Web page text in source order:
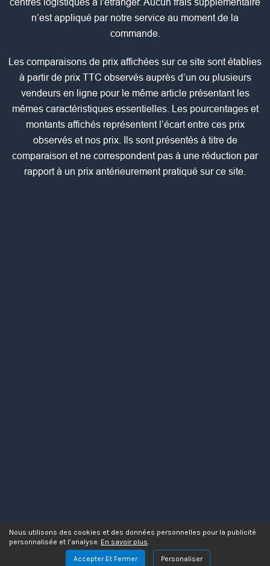
centres logistiques à l'étranger. Aucun frais supplémentaire
n’est appliqué par notre service au moment de la
commande.
Les comparaisons de prix affichées sur ce site sont établies
à partir de prix TTC observés auprès d’un ou plusieurs
vendeurs en ligne pour le même article présentant les
mêmes caractéristiques essentielles. Les pourcentages et
montants affichés représentent l’écart entre ces prix
observés et nos prix. Ils sont présentés à titre de
comparaison et ne correspondent pas à une réduction par
rapport à un prix antérieurement pratiqué sur ce site.
Nous utilisons des cookies et des données personnelles pour la publicité
personnalisée et l’analyse. En savoir plus.
Accepter Et Fermer
Personaliser